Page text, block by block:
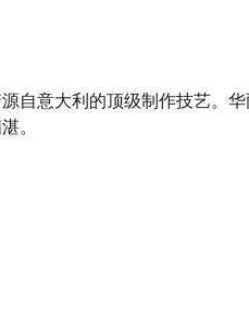
自意大利的顶级制作技艺。
。